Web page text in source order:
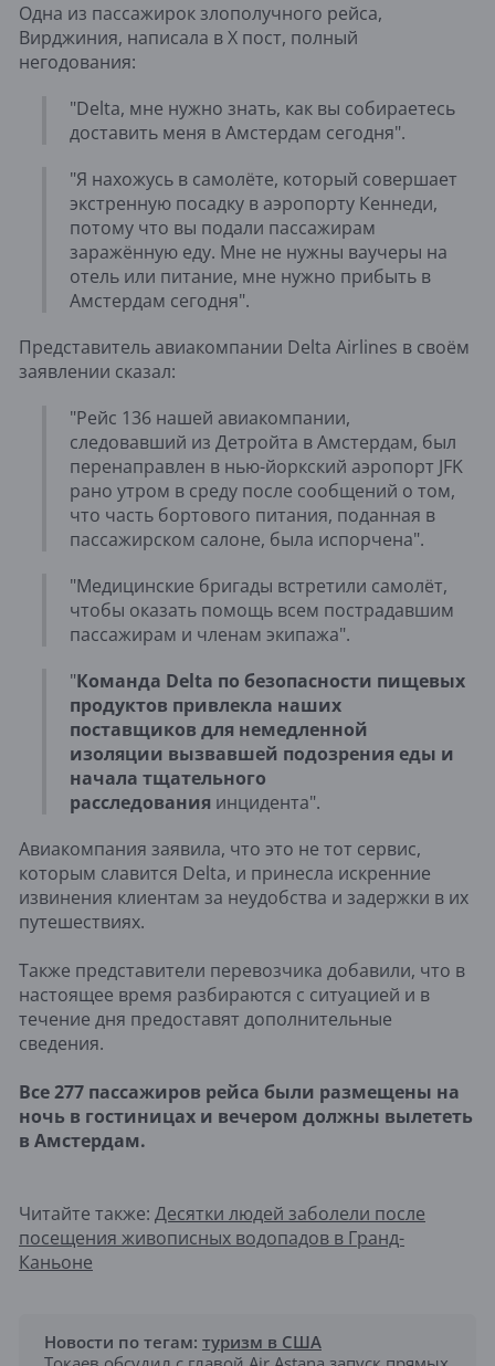
Одна из пассажирок злополучного рейса,
Вирджиния, написала в X пост, полный
негодования:
"Delta, мне нужно знать, как вы собираетесь
доставить меня в Амстердам сегодня".
"Я нахожусь в самолёте, который совершает
экстренную посадку в аэропорту Кеннеди,
потому что вы подали пассажирам
заражённую еду. Мне не нужны ваучеры на
отель или питание, мне нужно прибыть в
Амстердам сегодня".
Представитель авиакомпании Delta Airlines в своём
заявлении сказал:
"Рейс 136 нашей авиакомпании,
следовавший из Детройта в Амстердам, был
перенаправлен в нью-йоркский аэропорт JFK
рано утром в среду после сообщений о том,
что часть бортового питания, поданная в
пассажирском салоне, была испорчена".
"Медицинские бригады встретили самолёт,
чтобы оказать помощь всем пострадавшим
пассажирам и членам экипажа".
"Команда Delta по безопасности пищевых
продуктов привлекла наших
поставщиков для немедленной
изоляции вызвавшей подозрения еды и
начала тщательного
расследования инцидента".
Авиакомпания заявила, что это не тот сервис,
которым славится Delta, и принесла искренние
извинения клиентам за неудобства и задержки в их
путешествиях.
Также представители перевозчика добавили, что в
настоящее время разбираются с ситуацией и в
течение дня предоставят дополнительные
сведения.
Все 277 пассажиров рейса были размещены на
ночь в гостиницах и вечером должны вылететь
в Амстердам.
Читайте также: Десятки людей заболели после
посещения живописных водопадов в Гранд-
Каньоне
Новости по тегам: туризм в США